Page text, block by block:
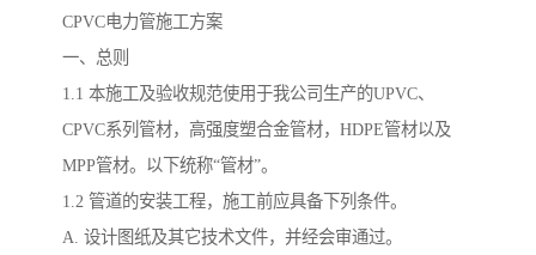
CPVC电力管施工方案
一、总则
1.1 本施工及验收规范使用于我公司生产的UPVC、
CPVC系列管材，高强度塑合金管材，HDPE管材以及
MPP管材。以下统称“管材”。
1.2 管道的安装工程，施工前应具备下列条件。
A. 设计图纸及其它技术文件，并经会审通过。